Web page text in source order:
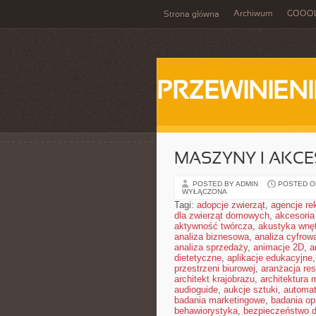
Strona główna Archiwum
MASZYNY I
POSTED BY ADMIN POSTED
WYŁĄCZONA
Tagi: adopcje zwierząt, agencje
dla zwierząt domowych,
aktywność twórcza, akustyka
analiza biznesowa, analiza
analiza sprzedaży, animacje 2D,
dietetyczne, aplikacje edukacyjne,
przestrzeni biurowej, aranżacja
architekt krajobrazu, architektura
audioguide, aukcje sztuki,
badania marketingowe, badania
behawiorystyka, bezpieczeństwo